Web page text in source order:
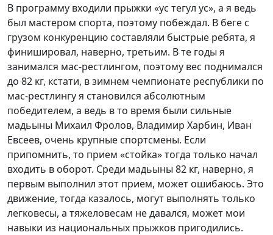
В программу входили прыжки «ус тегул ус», а я ведь
был мастером спорта, поэтому побеждал. В беге с
грузом конкуренцию составляли быстрые ребята, я
финишировал, наверно, третьим. В те годы я
занимался мас-рестлингом, поэтому вес поднимался
до 82 кг, кстати, в зимнем чемпионате республики по
мас-рестлингу я становился абсолютным
победителем, а ведь в то время были сильные
мадьыны Михаил Фролов, Владимир Харбин, Иван
Евсеев, очень крупные спортсмены. Если
припомнить, то прием «стойка» тогда только начал
входить в оборот. Среди мадьыны 82 кг, наверно, я
первым выполнил этот прием, может ошибаюсь. Это
движение, тогда казалось, могут выполнять только
легковесы, а тяжеловесам не давался, может мои
навыки из национальных прыжков пригодились.